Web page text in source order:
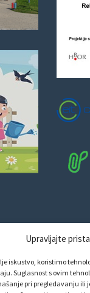
Upravljajte
iskustvo, koristimo
Suglasnost s ovim
pri pregledavanju